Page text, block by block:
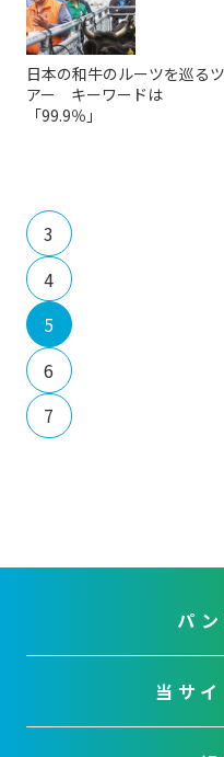
日本の和牛のルーツを巡るツ
アー キーワードは
「99.9％」
3
4
5
6
7
パ
当サ